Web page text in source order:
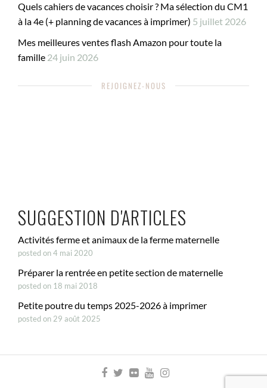
Quels cahiers de vacances choisir ? Ma sélection du CM1
à la 4e (+ planning de vacances à imprimer) 5 juillet 2026
Mes meilleures ventes flash Amazon pour toute la
famille 24 juin 2026
REJOIGNEZ-NOUS
SUGGESTION D'ARTICLES
Activités ferme et animaux de la ferme maternelle
posted on 4 mai 2020
Préparer la rentrée en petite section de maternelle
posted on 18 mai 2018
Petite poutre du temps 2025-2026 à imprimer
posted on 29 août 2025